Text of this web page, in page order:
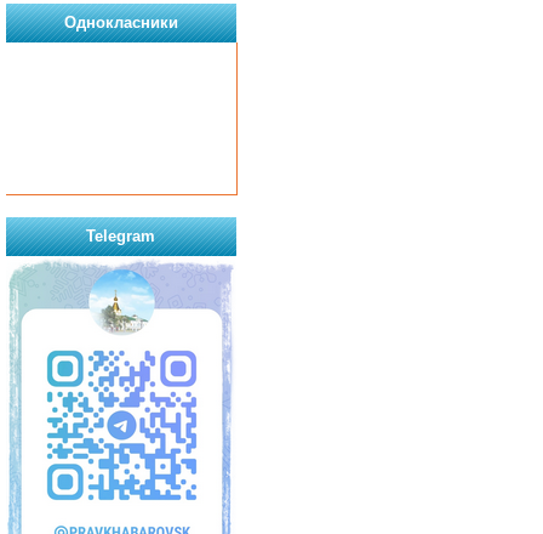
Однокласники
Telegram